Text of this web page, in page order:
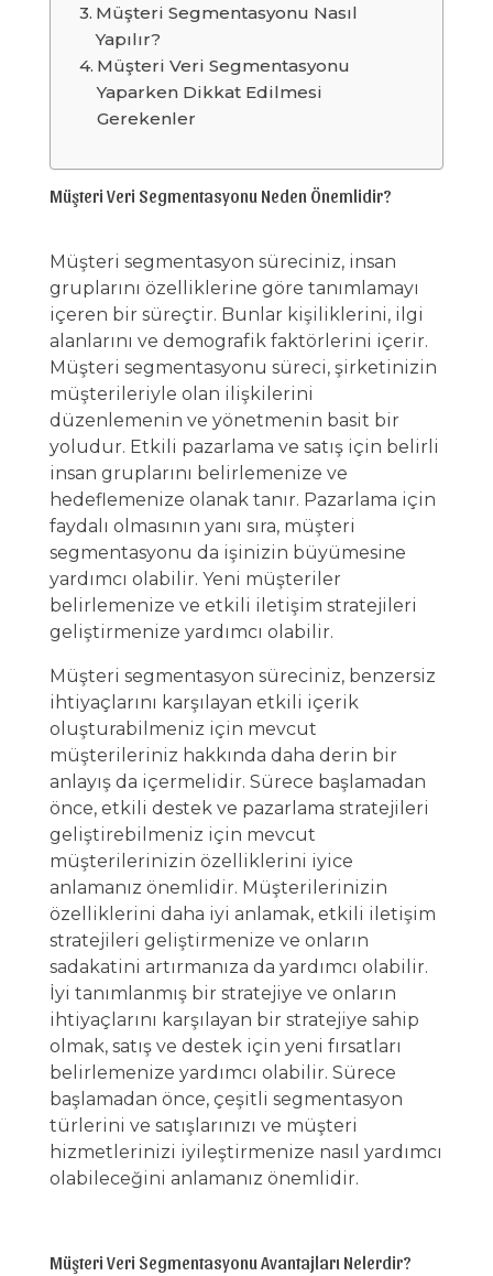
Müşteri Segmentasyonu Nasıl
Yapılır?
Müşteri Veri Segmentasyonu
Yaparken Dikkat Edilmesi
Gerekenler
Müşteri Veri Segmentasyonu Neden Önemlidir?
Müşteri segmentasyon süreciniz, insan
gruplarını özelliklerine göre tanımlamayı
içeren bir süreçtir. Bunlar kişiliklerini, ilgi
alanlarını ve demografik faktörlerini içerir.
Müşteri segmentasyonu süreci, şirketinizin
müşterileriyle olan ilişkilerini
düzenlemenin ve yönetmenin basit bir
yoludur. Etkili pazarlama ve satış için belirli
insan gruplarını belirlemenize ve
hedeflemenize olanak tanır. Pazarlama için
faydalı olmasının yanı sıra, müşteri
segmentasyonu da işinizin büyümesine
yardımcı olabilir. Yeni müşteriler
belirlemenize ve etkili iletişim stratejileri
geliştirmenize yardımcı olabilir.
Müşteri segmentasyon süreciniz, benzersiz
ihtiyaçlarını karşılayan etkili içerik
oluşturabilmeniz için mevcut
müşterileriniz hakkında daha derin bir
anlayış da içermelidir. Sürece başlamadan
önce, etkili destek ve pazarlama stratejileri
geliştirebilmeniz için mevcut
müşterilerinizin özelliklerini iyice
anlamanız önemlidir. Müşterilerinizin
özelliklerini daha iyi anlamak, etkili iletişim
stratejileri geliştirmenize ve onların
sadakatini artırmanıza da yardımcı olabilir.
İyi tanımlanmış bir stratejiye ve onların
ihtiyaçlarını karşılayan bir stratejiye sahip
olmak, satış ve destek için yeni fırsatları
belirlemenize yardımcı olabilir. Sürece
başlamadan önce, çeşitli segmentasyon
türlerini ve satışlarınızı ve müşteri
hizmetlerinizi iyileştirmenize nasıl yardımcı
olabileceğini anlamanız önemlidir.
Müşteri Veri Segmentasyonu Avantajları Nelerdir?